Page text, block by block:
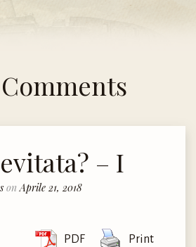
– I
on Aprile 21, 2018
PDF Print